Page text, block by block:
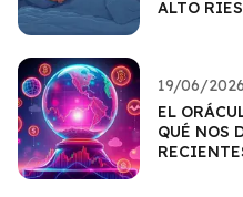
ALTO
19/06/2026
EL
QUÉ NOS